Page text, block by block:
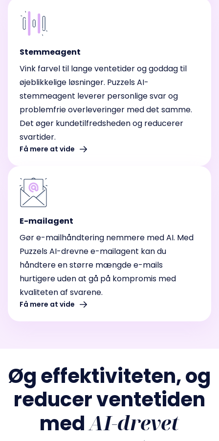
Stemmeagent
Vink farvel til lange ventetider og goddag til
øjeblikkelige løsninger. Puzzels AI-
stemmeagent leverer personlige svar og
problemfrie overleveringer med det samme.
Det øger kundetilfredsheden og reducerer
svartider.
Få mere at vide
E-mailagent
Gør e-mailhåndtering nemmere med AI. Med
Puzzels AI-drevne e-mailagent kan du
håndtere en større mængde e-mails
hurtigere uden at gå på kompromis med
kvaliteten af svarene.
Få mere at vide
Øgeffektiviteten, og
reducer ventetiden
medAI-drevet